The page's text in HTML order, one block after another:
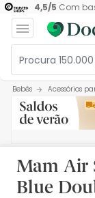
4,5/5 Com
Bebés Acessórios
Mam Air
Blue